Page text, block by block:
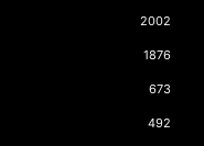
2002
1876
673
492